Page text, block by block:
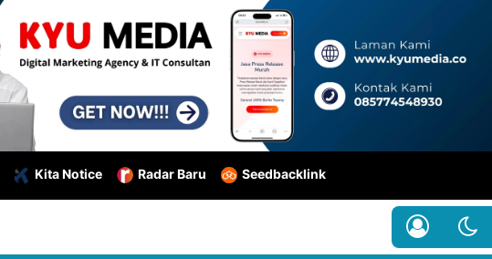
Kita Notice Radar Baru Seedbacklink